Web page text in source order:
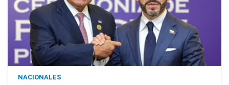
NACIONALES